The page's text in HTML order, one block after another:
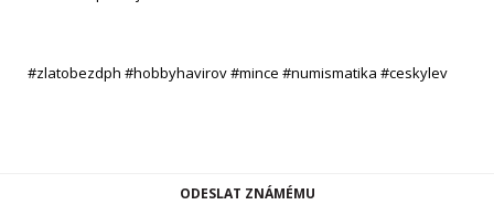
#zlatobezdph #hobbyhavirov #mince #numismatika #ceskylev
ODESLAT ZNÁMÉMU